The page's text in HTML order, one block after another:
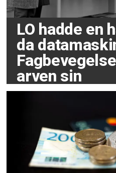
LO hadde en
da
arven sin